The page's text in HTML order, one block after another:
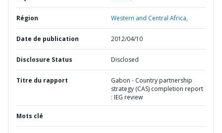
Région Western and Central Africa,
Date de publication 2012/04/10
Disclosure Status Disclosed
Titre du rapport
Gabon - Country partnership
strategy (CAS) completion report
: IEG review
Mots clé